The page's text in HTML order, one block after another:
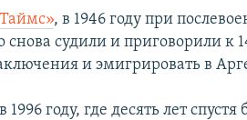
, в 1946 году при
судили и приговорили к
и эмигрировать в
году, где десять лет